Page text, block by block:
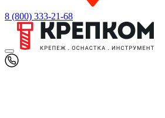
8 (800) 333-21-68